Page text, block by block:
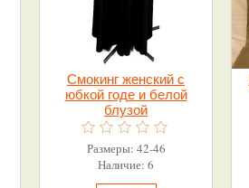
Смокинг женский с
юбкой годе и белой
блузой
Размеры: 42-46
Наличие: 6